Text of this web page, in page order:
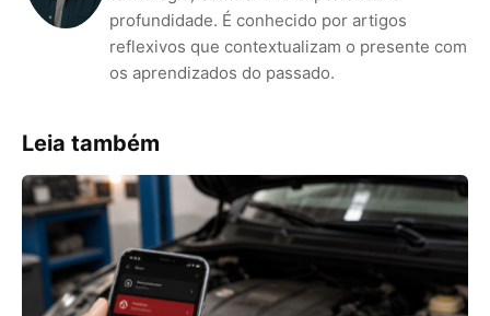
profundidade. É conhecido por artigos
reflexivos que contextualizam o presente com
os aprendizados do passado.
Leia também